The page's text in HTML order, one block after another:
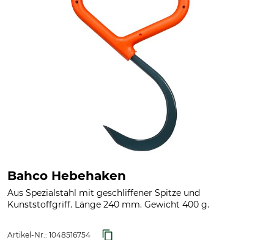
Bahco Hebehaken
Aus Spezialstahl mit geschliffener Spitze und
Kunststoffgriff. Länge 240 mm. Gewicht 400 g.
Artikel-Nr.: 1048516754